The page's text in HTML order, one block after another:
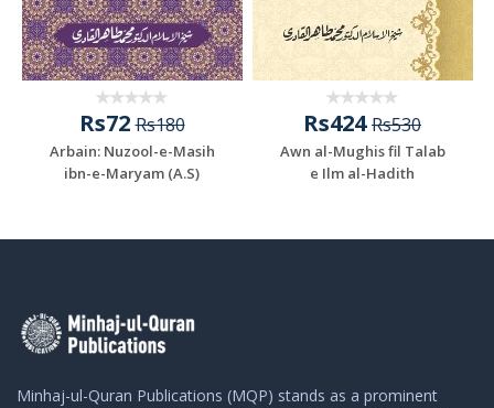
Rs72Rs180
Arbain: Nuzool-e-Masih
ibn-e-Maryam (A.S)
Rs424Rs530
Awn al-Mughis fil Talab
e Ilm al-Hadith
Minhaj-ul-Quran Publications (MQP) stands as a prominent